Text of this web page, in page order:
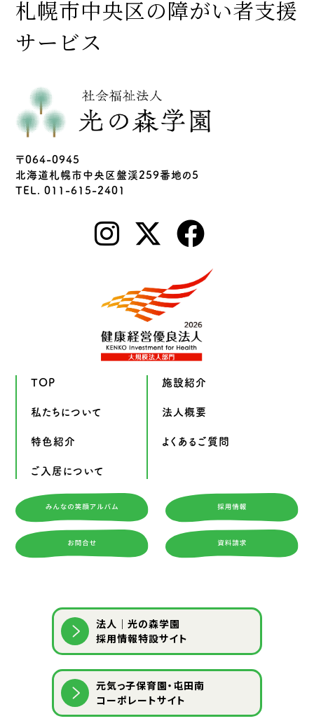
札幌市中央区の障がい者支援
サービス
〒064-0945
北海道札幌市中央区盤渓259番地の5
TEL. 011-615-2401
TOP
私たちについて
特色紹介
ご入居について
施設紹介
法人概要
よくあるご質問
法人｜光の森学園
採用情報特設サイト
元気っ子保育園・屯田南
コーポレートサイト